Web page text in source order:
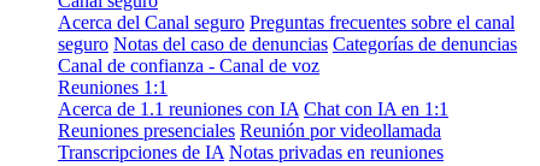
Acerca del Canal seguro Preguntas frecuentes sobre el canal
seguro Notas del caso de denuncias Categorías de denuncias
Canal de confianza - Canal de voz
Reuniones 1:1
Acerca de 1.1 reuniones con IA Chat con IA en 1:1
Reuniones presenciales Reunión por videollamada
Transcripciones de IA Notas privadas en reuniones